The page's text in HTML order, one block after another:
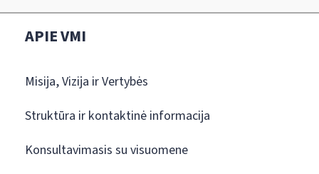
APIE VMI
Misija, Vizija ir Vertybės
Struktūra ir kontaktinė informacija
Konsultavimasis su visuomene